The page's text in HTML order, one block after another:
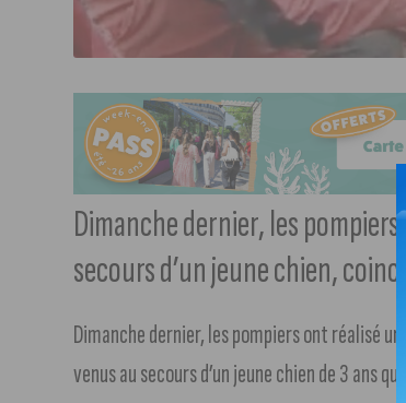
Dimanche dernier, les
secours d’un jeune chien,
Dimanche dernier, les pompiers ont réalisé
venus au secours d’un jeune chien de 3 ans